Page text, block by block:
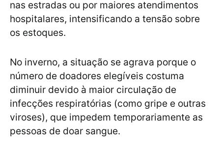
nas estradas ou por maiores atendimentos
hospitalares, intensificando a tensão sobre
os estoques.
No inverno, a situação se agrava porque o
número de doadores elegíveis costuma
diminuir devido à maior circulação de
infecções respiratórias (como gripe e outras
viroses), que impedem temporariamente as
pessoas de doar sangue.